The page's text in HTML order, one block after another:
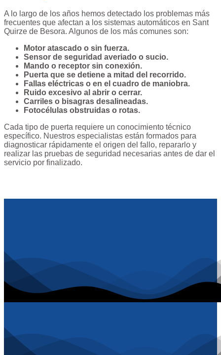
A lo largo de los años hemos detectado los problemas más
frecuentes que afectan a los sistemas automáticos en Sant
Quirze de Besora. Algunos de los más comunes son:
Motor atascado o sin fuerza.
Sensor de seguridad averiado o sucio.
Mando o receptor sin conexión.
Puerta que se detiene a mitad del recorrido.
Fallas eléctricas o en el cuadro de maniobra.
Ruido excesivo al abrir o cerrar.
Carriles o bisagras desalineadas.
Fotocélulas obstruidas o rotas.
Cada tipo de puerta requiere un conocimiento técnico
específico. Nuestros especialistas están formados para
diagnosticar rápidamente el origen del fallo, repararlo y
realizar las pruebas de seguridad necesarias antes de dar el
servicio por finalizado.